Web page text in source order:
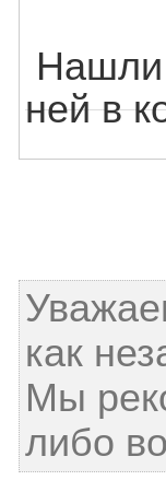
Нашли
ней в
как
Мы
либо